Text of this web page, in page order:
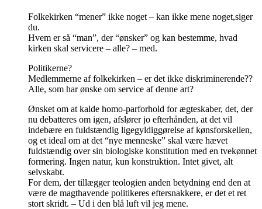
Folkekirken “mener” ikke noget – kan ikke mene noget,siger
du.
Hvem er så “man”, der “ønsker” og kan bestemme, hvad
kirken skal servicere – alle? – med.
Politikerne?
Medlemmerne af folkekirken – er det ikke diskriminerende??
Alle, som har ønske om service af denne art?
Ønsket om at kalde homo-parforhold for ægteskaber, det, der
nu debatteres om igen, afslører jo efterhånden, at det vil
indebære en fuldstændig ligegyldiggørelse af kønsforskellen,
og et ideal om at det “nye menneske” skal være hævet
fuldstændig over sin biologiske konstitution med en tvekønnet
formering. Ingen natur, kun konstruktion. Intet givet, alt
selvskabt.
For dem, der tillægger teologien anden betydning end den at
være de magthavende politikeres eftersnakkere, er det et ret
stort skridt. – Ud i den blå luft vil jeg mene.